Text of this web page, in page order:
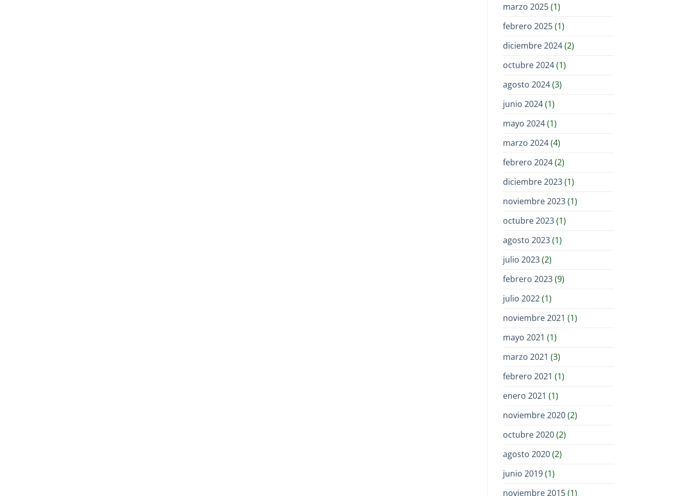
marzo 2025(1)
febrero 2025(1)
diciembre 2024(2)
octubre 2024(1)
agosto 2024(3)
junio 2024(1)
mayo 2024(1)
marzo 2024(4)
febrero 2024(2)
diciembre 2023(1)
noviembre 2023(1)
octubre 2023(1)
agosto 2023(1)
julio 2023(2)
febrero 2023(9)
julio 2022(1)
noviembre 2021 (1)
mayo 2021 (1)
marzo 2021 (3)
febrero 2021 (1)
enero 2021 (1)
noviembre 2020(2)
octubre 2020(2)
agosto 2020(2)
junio 2019(1)
noviembre 2015(1)